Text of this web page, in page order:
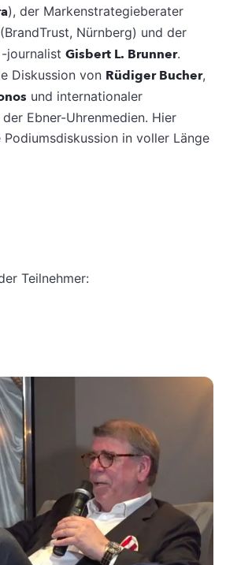
), der Markenstrategieberater
(BrandTrust, Nürnberg) und der
journalist Gisbert L. Brunner.
Diskussion von Rüdiger Bucher,
und internationaler
Ebner-Uhrenmedien. Hier
Podiumsdiskussion in voller Länge
Teilnehmer: